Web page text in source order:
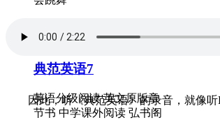
因此，听《典范英语》的录音，就像
典范英语7
英语分级阅读 英文原版章
节书 中学课外阅读 弘书阁